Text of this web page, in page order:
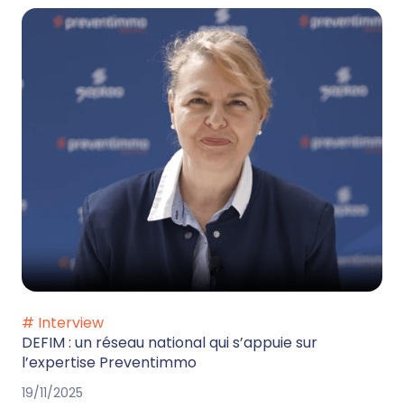
# Interview
DEFIM : un réseau national qui s’appuie sur
l’expertise Preventimmo
19/11/2025